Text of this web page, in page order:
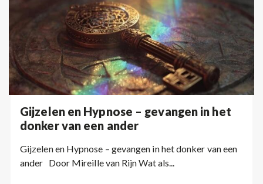
Gijzelen en Hypnose – gevangen in het
donker van een ander
Gijzelen en Hypnose – gevangen in het donker van een
ander Door Mireille van Rijn Wat als...